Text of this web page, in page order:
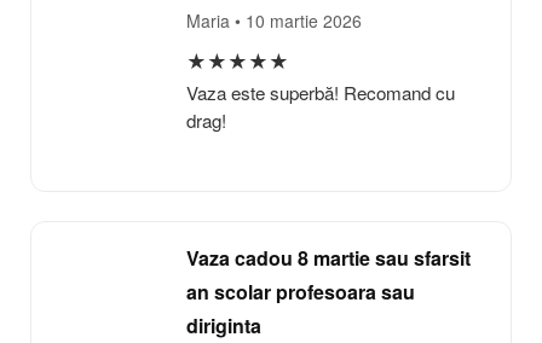
Maria • 10 martie 2026
★★★★★
Vaza este superbă! Recomand cu
drag!
Vaza cadou 8 martie sau sfarsit
an scolar profesoara sau
diriginta